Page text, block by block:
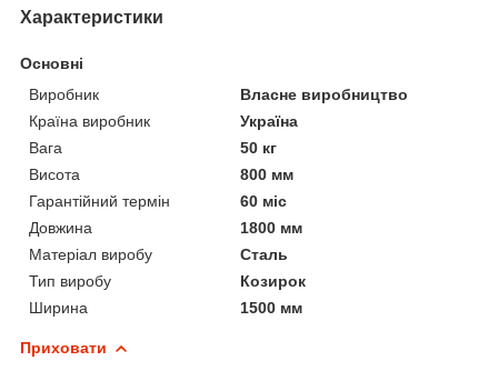
Характеристики
Основні
Виробник
Власне виробництво
Країна виробник
Україна
Вага
50 кг
Висота
800 мм
Гарантійний термін
60 міс
Довжина
1800 мм
Матеріал виробу
Сталь
Тип виробу
Козирок
Ширина
1500 мм
Приховати